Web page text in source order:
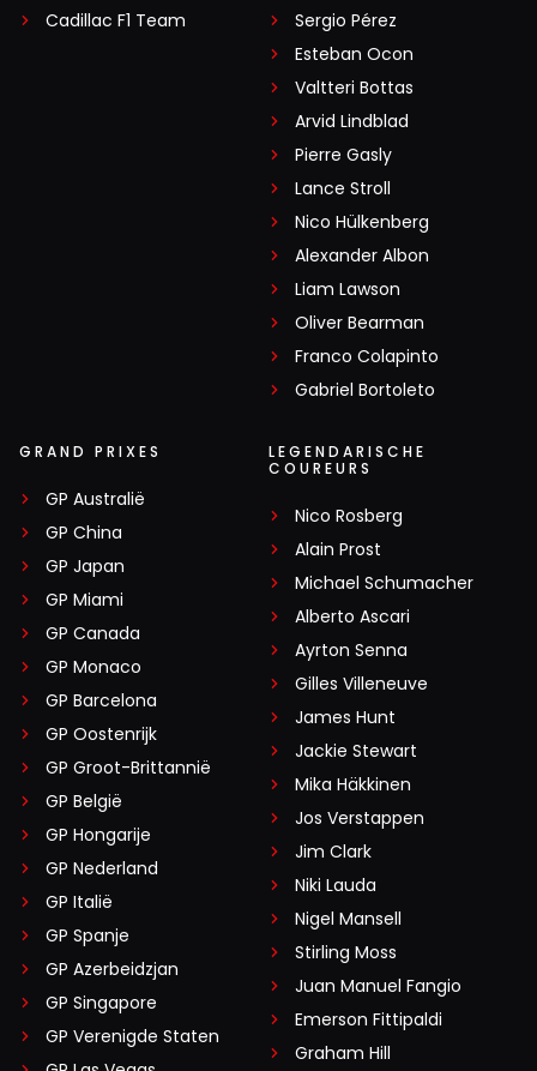
Cadillac F1 Team
Sergio Pérez
Esteban Ocon
Valtteri Bottas
Arvid Lindblad
Pierre Gasly
Lance Stroll
Nico Hülkenberg
Alexander Albon
Liam Lawson
Oliver Bearman
Franco Colapinto
Gabriel Bortoleto
GRAND PRIXES
GP Australië
GP China
GP Japan
GP Miami
GP Canada
GP Monaco
GP Barcelona
GP Oostenrijk
GP Groot-Brittannië
GP België
GP Hongarije
GP Nederland
GP Italië
GP Spanje
GP Azerbeidzjan
GP Singapore
GP Verenigde Staten
LEGENDARISCHE
COUREURS
Nico Rosberg
Alain Prost
Michael Schumacher
Alberto Ascari
Ayrton Senna
Gilles Villeneuve
James Hunt
Jackie Stewart
Mika Häkkinen
Jos Verstappen
Jim Clark
Niki Lauda
Nigel Mansell
Stirling Moss
Juan Manuel Fangio
Emerson Fittipaldi
Graham Hill